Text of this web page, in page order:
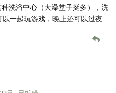
洗浴中心（大澡堂子挺多），洗
一起玩游戏，晚上还可以过夜